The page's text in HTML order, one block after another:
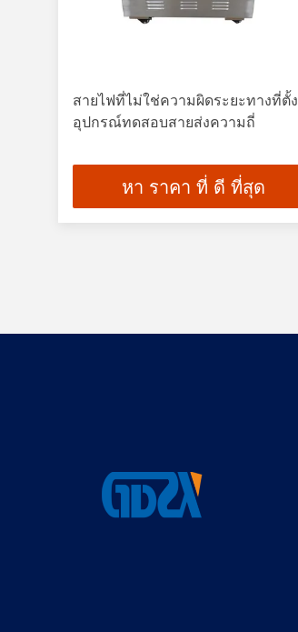
สายไฟที่ไม่ใช่ความผิดระยะทางที่ตั้ง
อุปกรณ์ทดสอบสายส่งความถี่
หา ราคา ที่ ดี ที่สุด